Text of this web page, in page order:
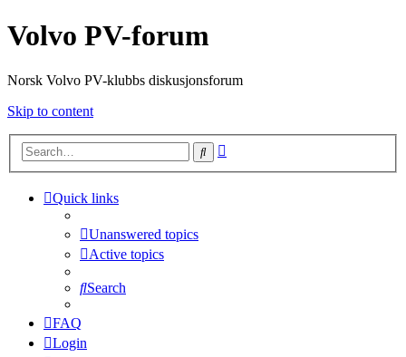
Volvo PV-forum
Norsk Volvo PV-klubbs diskusjonsforum
Skip to content
Search
Quick links
Unanswered topics
Active topics
Search
FAQ
Login